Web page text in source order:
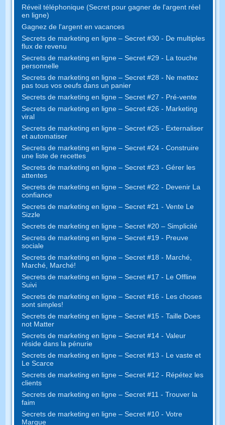
Réveil téléphonique (Secret pour gagner de l'argent réel
en ligne)
Gagnez de l'argent en vacances
Secrets de marketing en ligne – Secret #30 - De multiples
flux de revenu
Secrets de marketing en ligne – Secret #29 - La touche
personnelle
Secrets de marketing en ligne – Secret #28 - Ne mettez
pas tous vos oeufs dans un panier
Secrets de marketing en ligne – Secret #27 - Pré-vente
Secrets de marketing en ligne – Secret #26 - Marketing
viral
Secrets de marketing en ligne – Secret #25 - Externaliser
et automatiser
Secrets de marketing en ligne – Secret #24 - Construire
une liste de recettes
Secrets de marketing en ligne – Secret #23 - Gérer les
attentes
Secrets de marketing en ligne – Secret #22 - Devenir La
confiance
Secrets de marketing en ligne – Secret #21 - Vente Le
Sizzle
Secrets de marketing en ligne – Secret #20 – Simplicité
Secrets de marketing en ligne – Secret #19 - Preuve
sociale
Secrets de marketing en ligne – Secret #18 - Marché,
Marché, Marché!
Secrets de marketing en ligne – Secret #17 - Le Offline
Suivi
Secrets de marketing en ligne – Secret #16 - Les choses
sont simples!
Secrets de marketing en ligne – Secret #15 - Taille Does
not Matter
Secrets de marketing en ligne – Secret #14 - Valeur
réside dans la pénurie
Secrets de marketing en ligne – Secret #13 - Le vaste et
Le Scarce
Secrets de marketing en ligne – Secret #12 - Répétez les
clients
Secrets de marketing en ligne – Secret #11 - Trouver la
faim
Secrets de marketing en ligne – Secret #10 - Votre
Marque